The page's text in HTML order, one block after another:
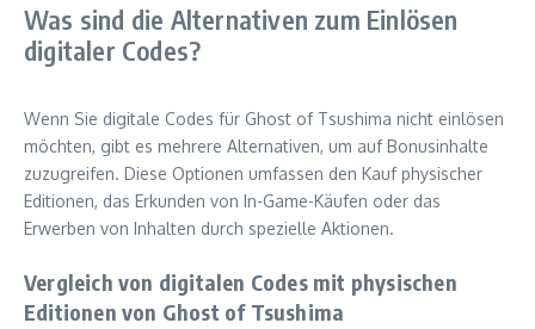
Was sind die Alternativen zum Einlösen
digitaler Codes?
Wenn Sie digitale Codes für Ghost of Tsushima nicht einlösen
möchten, gibt es mehrere Alternativen, um auf Bonusinhalte
zuzugreifen. Diese Optionen umfassen den Kauf physischer
Editionen, das Erkunden von In-Game-Käufen oder das
Erwerben von Inhalten durch spezielle Aktionen.
Vergleich von digitalen Codes mit physischen
Editionen von Ghost of Tsushima